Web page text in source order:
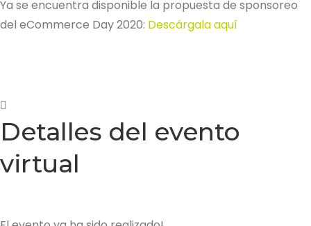
Ya se encuentra disponible la propuesta de sponsoreo
del eCommerce Day 2020: Descárgala aquí
Detalles del evento
virtual